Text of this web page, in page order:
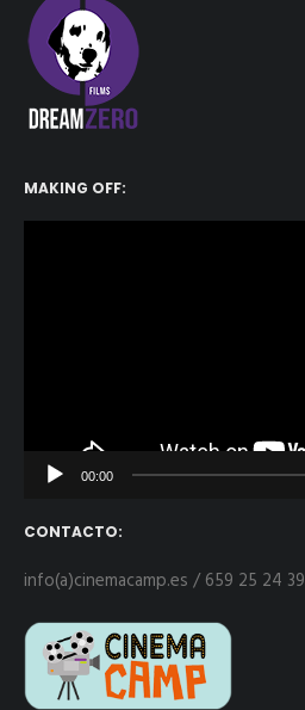
MAKING OFF:
00:00
CONTACTO:
info(a)cinemacamp.es / 659 25 24 39